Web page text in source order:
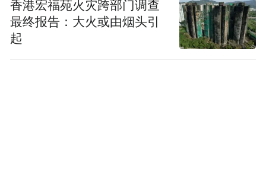
香港宏福苑火灾跨部门调查
最终报告：大火或由烟头引
起